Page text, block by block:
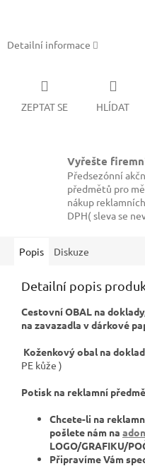
Detailní informace
ZEPTAT SE HLÍDAT
Vyřešte
Předsezónní
předmětů pro
nákup
DPH( sleva se
Popis Diskuze
Detailní popis
Cestovní OBAL na
na zavazadla v dárkové
Koženkový obal na
PE kůže )
Potisk na reklamní
Chcete-li na
pošlete nám na
LOGO/GRAFIKU/
Připravíme Vám